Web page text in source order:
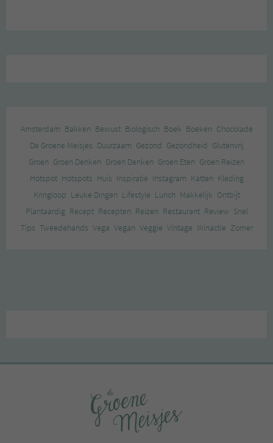
Amsterdam Bakken Bewust Biologisch Boek Boeken Chocolade
De Groene Meisjes Duurzaam Gezond Gezondheid Glutenvrij
Groen Groen Denken Groen Denken Groen Eten Groen Reizen
Hotspot Hotspots Huis Inspiratie Instagram Katten Kleding
Kringloop Leuke Dingen Lifestyle Lunch Makkelijk Ontbijt
Plantaardig Recept Recepten Reizen Restaurant Review Snel
Tips Tweedehands Vega Vegan Veggie Vintage Winactie Zomer